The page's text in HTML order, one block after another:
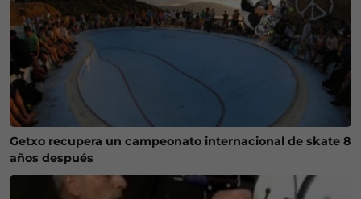
Getxo recupera un campeonato internacional de skate 8
años después